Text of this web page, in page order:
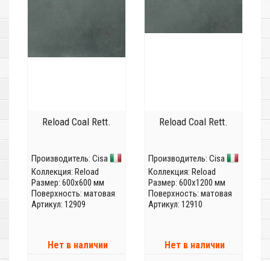
Reload Coal Rett.
Производитель: Cisa
Коллекция: Reload
Размер: 600x600 мм
Поверхность: матовая
Артикул: 12909
Нет в наличии
Reload Coal Rett.
Производитель: Cisa
Коллекция: Reload
Размер: 600x1200 мм
Поверхность: матовая
Артикул: 12910
Нет в наличии